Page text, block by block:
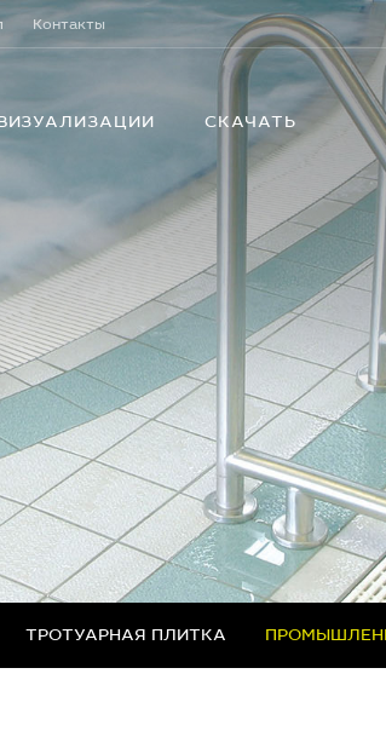
Контакты
СКАЧАТЬ
ТРОТУАРНАЯ ПЛИТКА